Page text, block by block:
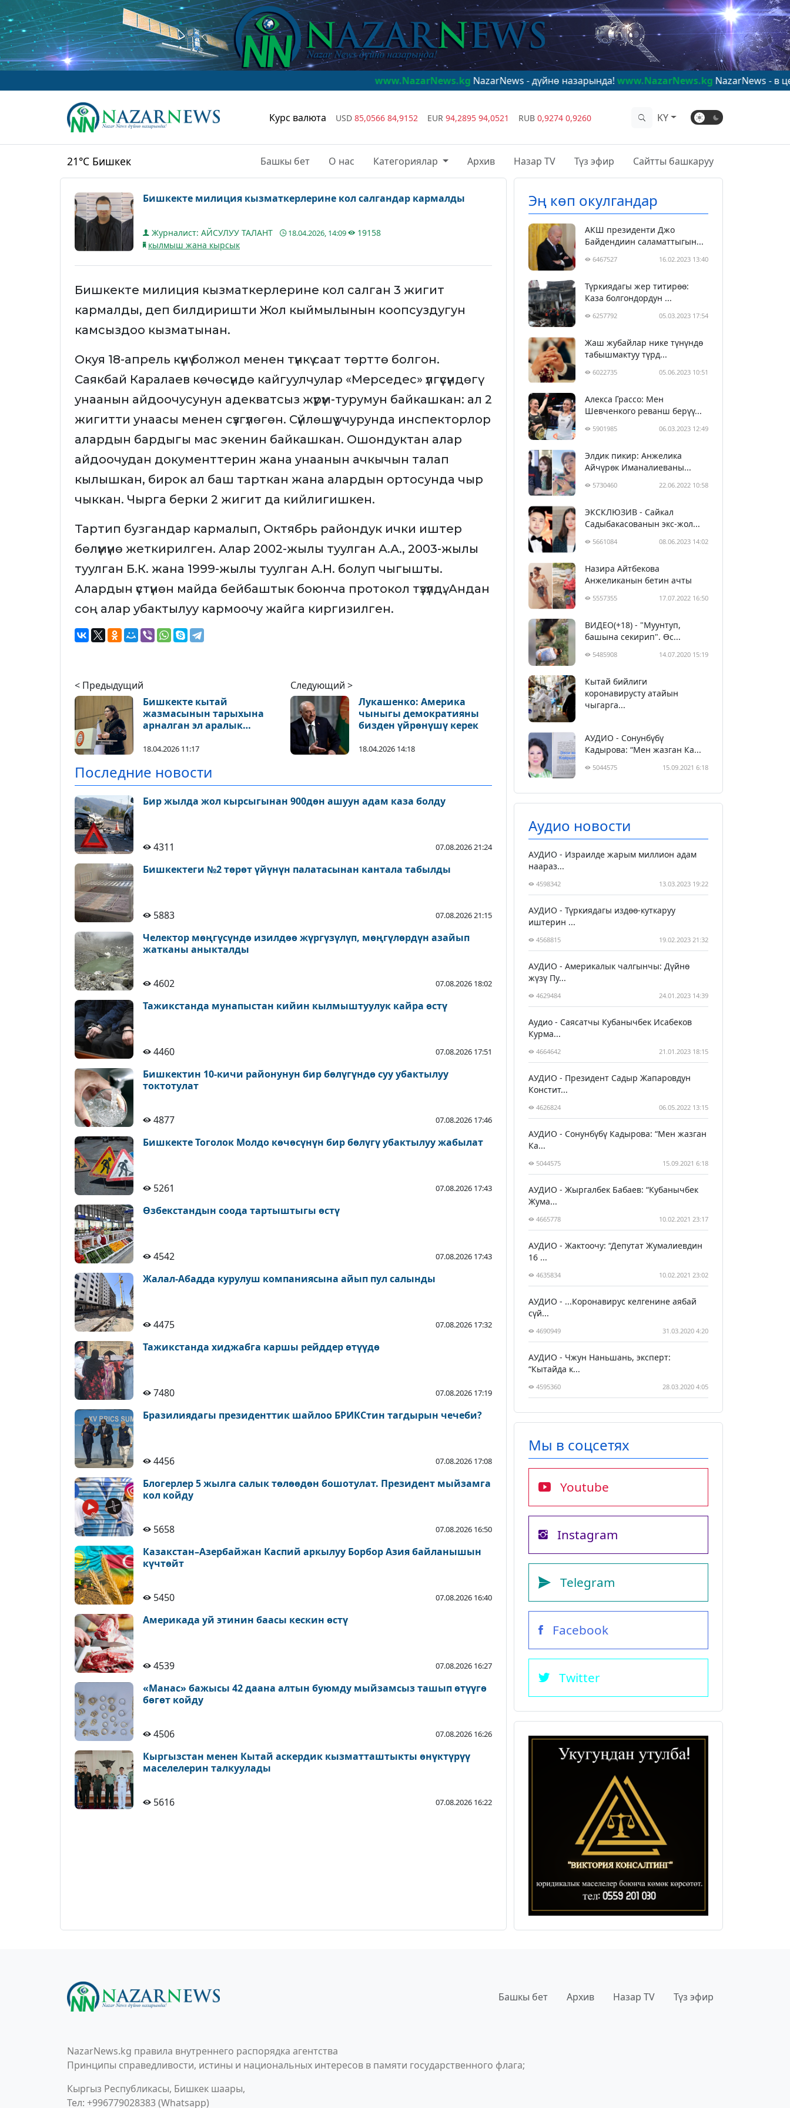
www.NazarNews.kgNazarNews - дүйнө назарында!www.NazarNews.kgNazarNews - в центре
Курс валюта USD 85,0566 84,9152 EUR 94,2895 94,0521 RUB 0,9274 0,9260 KY
21°C Бишкек Башкы бет О нас Категориялар Архив Назар TV Түз эфир Сайтты башкаруу
Бишкекте милиция кызматкерлерине кол салгандар кармалды
Журналист: АЙСУЛУУ ТАЛАНТ 18.04.2026, 14:09
19158
кылмыш жана кырсык
Бишкекте милиция кызматкерлерине кол салган 3 жигит
кармалды, деп билдиришти Жол кыймылынын коопсуздугун
камсыздоо кызматынан.
Окуя 18-апрель күнү болжол менен түнкү саат төрттө болгон.
Саякбай Каралаев көчөсүндө кайгуулчулар «Мерседес» үлгүсүндөгү
унаанын айдоочусунун адекватсыз жүрүм-турумун байкашкан: ал 2
жигитти унаасы менен сүзгүлөгөн. Сүйлөшүү учурунда инспекторлор
алардын бардыгы мас экенин байкашкан. Ошондуктан алар
айдоочудан документтерин жана унаанын ачкычын талап
кылышкан, бирок ал баш тарткан жана алардын ортосунда чыр
чыккан. Чырга берки 2 жигит да кийлигишкен.
Тартип бузгандар кармалып, Октябрь райондук ички иштер
бөлүмүнө жеткирилген. Алар 2002-жылы туулган А.А., 2003-жылы
туулган Б.К. жана 1999-жылы туулган А.Н. болуп чыгышты.
Алардын үстүнөн майда бейбаштык боюнча протокол түзүлдү. Андан
соң алар убактылуу кармоочу жайга киргизилген.
< Предыдущий
Бишкекте кытай
жазмасынын тарыхына
арналган эл аралык
18.04.2026 11:17
Следующий >
Лукашенко: Америка
чыныгы демократияны
бизден үйрөнүшү керек
18.04.2026 14:18
Последние новости
Бир жылда жол кырсыгынан 900дөн ашуун адам каза болду
4311 07.08.2026 21:24
Бишкектеги №2 төрөт үйүнүн палатасынан кантала табылды
5883 07.08.2026 21:15
Челектор мөңгүсүндө изилдөө жүргүзүлүп, мөңгүлөрдүн азайып
жатканы аныкталды
4602 07.08.2026 18:02
Тажикстанда мунапыстан кийин кылмыштуулук кайра өстү
4460 07.08.2026 17:51
Бишкектин 10-кичи районунун бир бөлүгүндө суу убактылуу
токтотулат
4877 07.08.2026 17:46
Бишкекте Тоголок Молдо көчөсүнүн бир бөлүгү убактылуу жабылат
5261 07.08.2026 17:43
Өзбекстандын соода тартыштыгы өстү
4542 07.08.2026 17:43
Жалал-Абадда курулуш компаниясына айып пул салынды
4475 07.08.2026 17:32
Тажикстанда хиджабга каршы рейддер өтүүдө
7480 07.08.2026 17:19
Бразилиядагы президенттик шайлоо БРИКСтин тагдырын чечеби?
4456 07.08.2026 17:08
Блогерлер 5 жылга салык төлөөдөн бошотулат. Президент мыйзамга
кол койду
5658 07.08.2026 16:50
Казакстан–Азербайжан Каспий аркылуу Борбор Азия байланышын
күчтөйт
5450 07.08.2026 16:40
Америкада уй этинин баасы кескин өстү
4539 07.08.2026 16:27
«Манас» бажысы 42 даана алтын буюмду мыйзамсыз ташып өтүүгө
бөгөт койду
4506 07.08.2026 16:26
Кыргызстан менен Кытай аскердик кызматташтыкты өнүктүрүү
маселелерин талкуулады
5616 07.08.2026 16:22
Эң көп окулгандар
АКШ президенти Джо
Байдендиин саламаттыгын...
6467527 16.02.2023 13:40
Түркиядагы жер титирөө:
Каза болгондордун ...
6257792 05.03.2023 17:54
Жаш жубайлар нике түнүндө
табышмактуу түрд...
6022735 05.06.2023 10:51
Алекса Грассо: Мен
Шевченкого реванш берүү...
5901985 06.03.2023 12:49
Элдик пикир: Анжелика
Айчүрөк Иманалиеваны...
5730460 22.06.2022 10:58
ЭКСКЛЮЗИВ - Сайкал
Садыбакасованын экс-жол...
5661084 08.06.2023 14:02
Назира Айтбекова
Анжеликанын бетин ачты
5557355 17.07.2022 16:50
ВИДЕО(+18) - "Муунтуп,
башына секирип". Өс...
5485908 14.07.2020 15:19
Кытай бийлиги
коронавирусту атайын
чыгарга...
АУДИО - Сонунбүбү
Кадырова: “Мен жазган Ка...
5044575 15.09.2021 6:18
Аудио новости
АУДИО - Израилде жарым миллион адам
наараз...
4598342 13.03.2023 19:22
АУДИО - Түркиядагы издөө-куткаруу
иштерин ...
4568815 19.02.2023 21:32
АУДИО - Америкалык чалгынчы: Дүйнө
жүзү Пу...
4629484 24.01.2023 14:39
Аудио - Саясатчы Кубанычбек Исабеков
Курма...
4664642 21.01.2023 18:15
АУДИО - Президент Садыр Жапаровдун
Констит...
4626824 06.05.2022 13:15
АУДИО - Сонунбүбү Кадырова: “Мен жазган
Ка...
5044575 15.09.2021 6:18
АУДИО - Жыргалбек Бабаев: “Кубанычбек
Жума...
4665778 10.02.2021 23:17
АУДИО - Жактоочу: “Депутат Жумалиевдин
16 ...
4635834 10.02.2021 23:02
АУДИО - ...Коронавирус келгенине аябай
сүй...
4690949 31.03.2020 4:20
АУДИО - Чжун Наньшань, эксперт:
“Кытайда к...
4595360 28.03.2020 4:05
Мы в соцсетях
Youtube
Instagram
Telegram
Facebook
Twitter
Башкы бет Архив Назар TV Түз эфир
NazarNews.kg правила внутреннего распорядка агентства
Принципы справедливости, истины и национальных интересов в памяти государственного флага;
Кыргыз Республикасы, Бишкек шаары,
Тел: +996779028383 (Whatsapp)